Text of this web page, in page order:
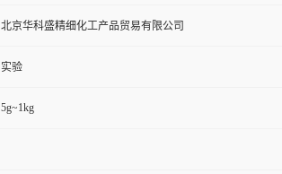
北京华科盛精细化工产品贸易有限公司
实验
5g~1kg